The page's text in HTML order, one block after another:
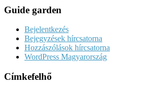
Guide garden
Bejelentkezés
Bejegyzések hírcsatorna
Hozzászólások hírcsatorna
WordPress Magyarország
Címkefelhő